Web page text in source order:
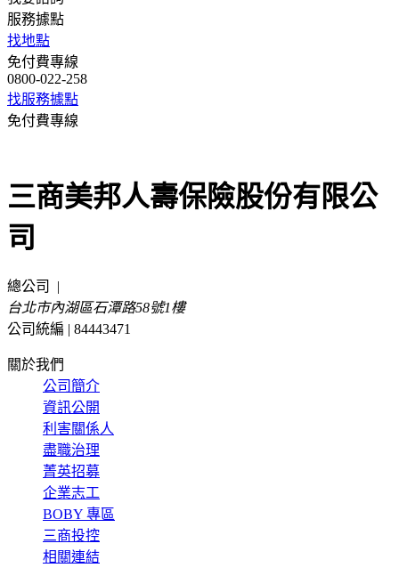
服務據點
找地點
免付費專線
0800-022-258
找服務據點
免付費專線
三商美邦人壽保險股份有限公
司
總公司
|
台北市內湖區石潭路58號1樓
公司統編 | 84443471
關於我們
公司簡介
資訊公開
利害關係人
盡職治理
菁英招募
企業志工
BOBY 專區
三商投控
相關連結